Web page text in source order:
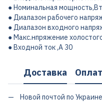
● Номинальная
● Диапазон рабочего
● Диапазон входного
● Макс.нпряжение
● Входной ток ,А 30
Доставка
Новой почтой по